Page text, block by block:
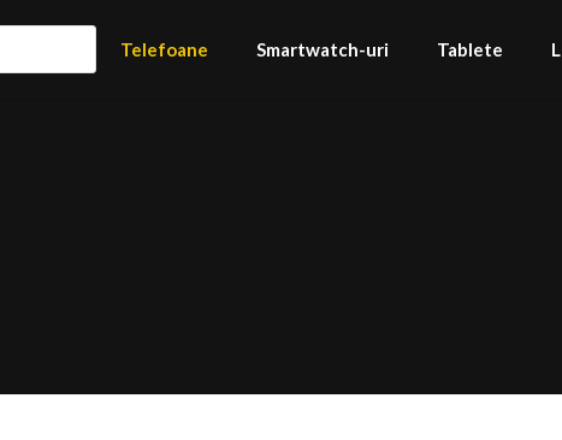
Telefoane Smartwatch-uri Tablete